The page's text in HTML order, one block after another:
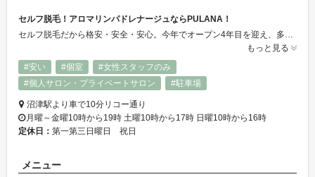
セルフ脱毛！アロマリンパドレナージュならPULANA！
もっと見る
#安い
#個室
#女性スタッフのみ
#個人サロン・プライベートサロン
#駐車場
沼津駅より車で10分リコー通り
月曜～金曜10時から19時 土曜10時から17時 日曜10時から16時
定休日： 第一第三日曜日 祝日
メニュー